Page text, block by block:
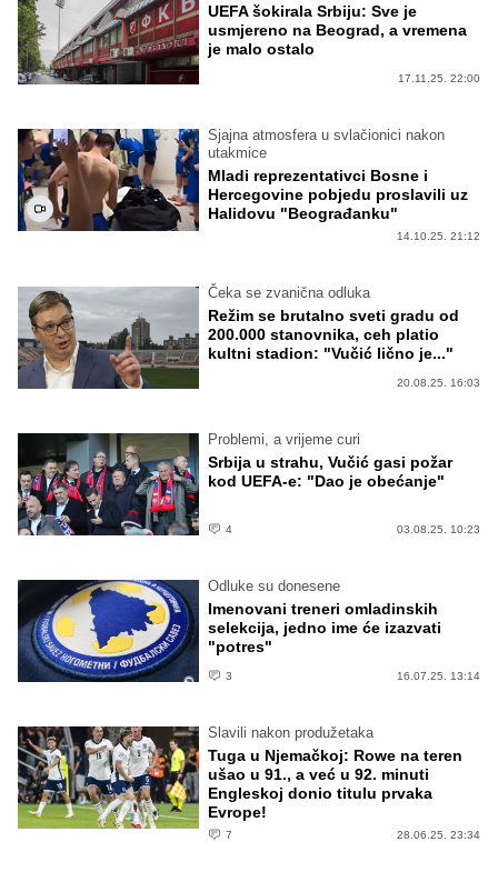
UEFA šokirala Srbiju: Sve je
usmjereno na Beograd, a vremena
je malo ostalo
17.11.25. 22:00
Sjajna atmosfera u svlačionici nakon
utakmice
Mladi reprezentativci Bosne i
Hercegovine pobjedu proslavili uz
Halidovu "Beograđanku"
14.10.25. 21:12
Čeka se zvanična odluka
Režim se brutalno sveti gradu od
200.000 stanovnika, ceh platio
kultni stadion: "Vučić lično je..."
20.08.25. 16:03
Problemi, a vrijeme curi
Srbija u strahu, Vučić gasi požar
kod UEFA-e: "Dao je obećanje"
4 03.08.25. 10:23
Odluke su donesene
Imenovani treneri omladinskih
selekcija, jedno ime će izazvati
"potres"
3 16.07.25. 13:14
Slavili nakon produžetaka
Tuga u Njemačkoj: Rowe na teren
ušao u 91., a već u 92. minuti
Engleskoj donio titulu prvaka
Evrope!
7 28.06.25. 23:34